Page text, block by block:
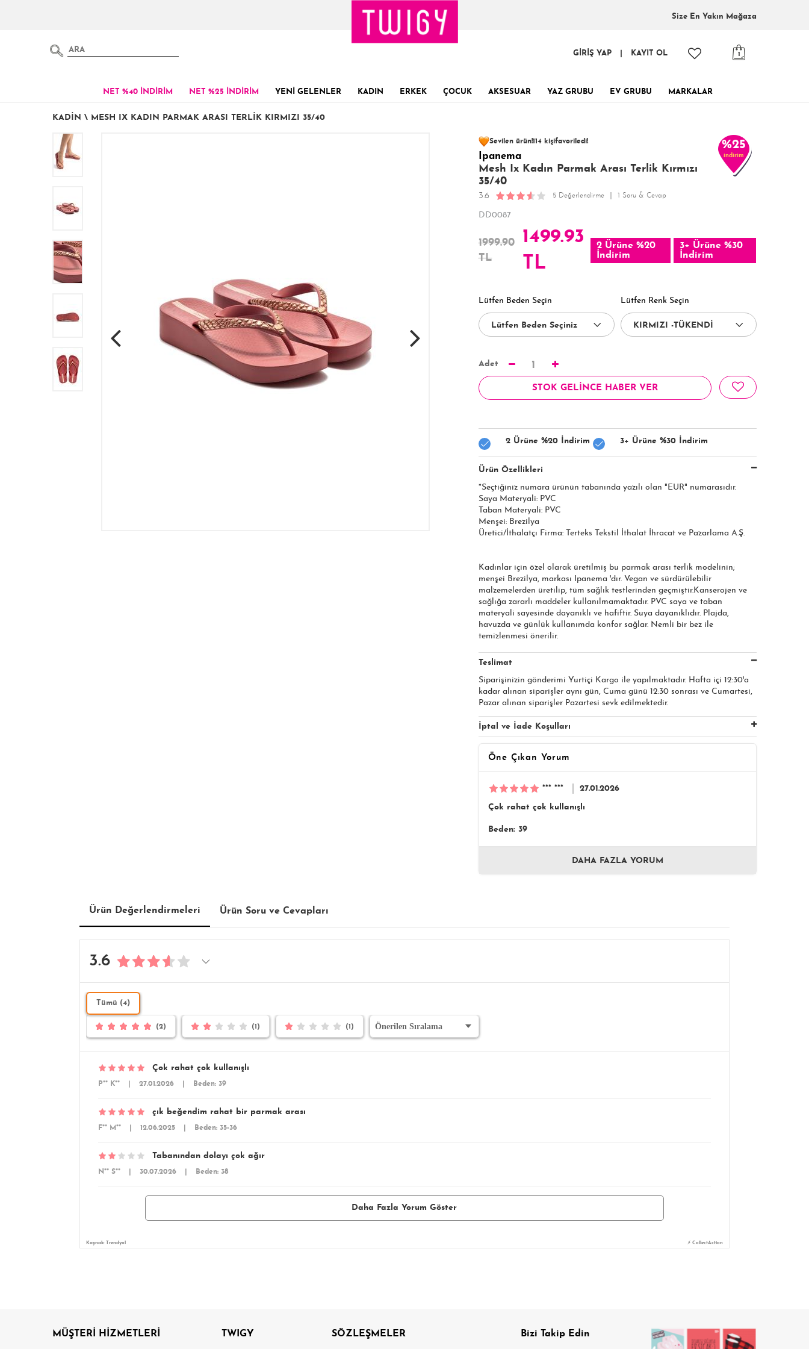
Size En Yakın Mağaza
1
GİRİŞ YAP KAYIT OL
NET %40 İNDİRİM NET %25 İNDİRİM YENİ GELENLER KADIN ERKEK ÇOCUK AKSESUAR YAZ GRUBU EV GRUBU MARKALAR
KADIN \ MESH IX KADIN PARMAK ARASI TERLIK KIRMIZI 35/40
Sevilen ürün!114 kişifavoriledi!
Son 1 Günde
Son 24 Saatte
Ipanema
Mesh Ix Kadın Parmak Arası Terlik Kırmızı
35/40
3.6 5 Değerlendirme 1 Soru & Cevap
%25
indirim
DD0087
1999.90
TL
1499.93
TL
2 Ürüne %20
İndirim
3+ Ürüne %30
İndirim
Lütfen Beden Seçin Lütfen Renk Seçin
Adet 1
STOK GELİNCE HABER VER
2 Ürüne %20 İndirim 3+ Ürüne %30 İndirim
Ürün Özellikleri
*Seçtiğiniz numara ürünün tabanında yazılı olan "EUR" numarasıdır.
Saya Materyali: PVC
Taban Materyali: PVC
Menşei: Brezilya
Üretici/İthalatçı Firma: Terteks Tekstil İthalat İhracat ve Pazarlama A.Ş.
Kadınlar için özel olarak üretilmiş bu parmak arası terlik modelinin;
menşei Brezilya, markası Ipanema 'dır. Vegan ve sürdürülebilir
malzemelerden üretilip, tüm sağlık testlerinden geçmiştir.Kanserojen ve
sağlığa zararlı maddeler kullanılmamaktadır. PVC saya ve taban
materyali sayesinde dayanıklı ve hafiftir. Suya dayanıklıdır. Plajda,
havuzda ve günlük kullanımda konfor sağlar. Nemli bir bez ile
temizlenmesi önerilir.
Teslimat
Siparişinizin gönderimi Yurtiçi Kargo ile yapılmaktadır. Hafta içi 12:30'a
kadar alınan siparişler aynı gün, Cuma günü 12:30 sonrası ve Cumartesi,
Pazar alınan siparişler Pazartesi sevk edilmektedir.
İptal ve İade Koşulları
Öne Çıkan Yorum
*** *** 27.01.2026
Çok rahat çok kullanışlı
Beden: 39
DAHA FAZLA YORUM
Ürün Değerlendirmeleri Ürün Soru ve Cevapları
3.6
Tümü (4)
(2) (1) (1)
Çok rahat çok kullanışlı
P** K** 27.01.2026 Beden: 39
çık beğendim rahat bir parmak arası
F** M** 12.06.2025 Beden: 35-36
Tabanından dolayı çok ağır
N** S** 30.07.2026 Beden: 38
Daha Fazla Yorum Göster
Kaynak: Trendyol ⚡ CollectAction
MÜŞTERİ HİZMETLERİ TWIGY SÖZLEŞMELER Bizi Takip Edin